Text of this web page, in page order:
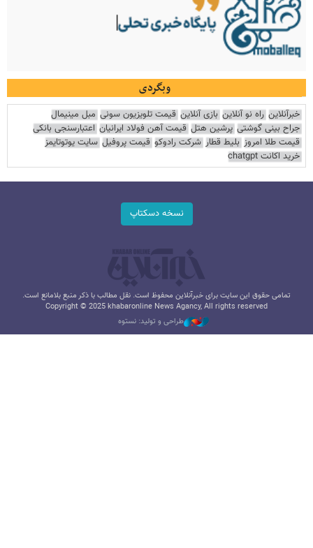
وبگردی
خبرآنلاین راه نو آنلاین بازی آنلاین قیمت تلویزیون سونی مبل مینیمال
جراح بینی گوشتی پرشین هتل قیمت آهن فولاد ایرانیان اعتبارسنجی بانکی
قیمت طلا امروز بلیط قطار شرکت رادوکو قیمت پروفیل سایت یوتوتایمز
خرید اکانت chatgpt
نسخه دسکتاپ
تمامی حقوق این سایت برای خبرآنلاین محفوظ است. نقل مطالب با ذکر منبع بلامانع است.
Copyright © 2025 khabaronline News Agancy, All rights reserved
طراحی و تولید: نستوه